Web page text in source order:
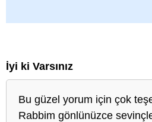
İyi ki Varsınız
Bu güzel yorum için çok
Rabbim gönlünüzce